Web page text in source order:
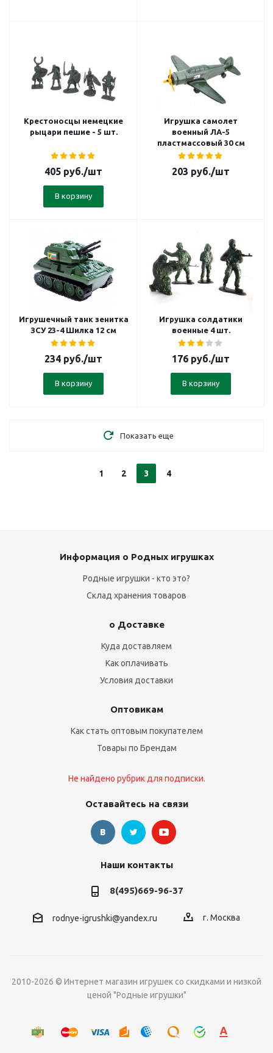
Крестоносцы немецкие
рыцари пешие - 5 шт.
405 руб./шт
В корзину
Игрушка самолет
военный ЛА-5
пластмассовый 30 см
203 руб./шт
Игрушечный танк зенитка
ЗСУ 23-4 Шилка 12 см
234 руб./шт
В корзину
Игрушка солдатики
военные 4 шт.
176 руб./шт
В корзину
Показать еще
1 2 3 4
Информация о Родных игрушках
Родные игрушки - кто это?
Склад хранения товаров
о Доставке
Куда доставляем
Как оплачивать
Условия доставки
Оптовикам
Как стать оптовым покупателем
Товары по Брендам
Не найдено рубрик для подписки.
Оставайтесь на связи
Наши контакты
8(495)669-96-37
rodnye-igrushki@yandex.ru г. Москва
2010-2026 © Интернет магазин игрушек со скидками и низкой
ценой "Родные игрушки"